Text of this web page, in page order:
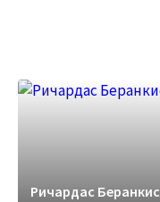
Ричардас Беранкис